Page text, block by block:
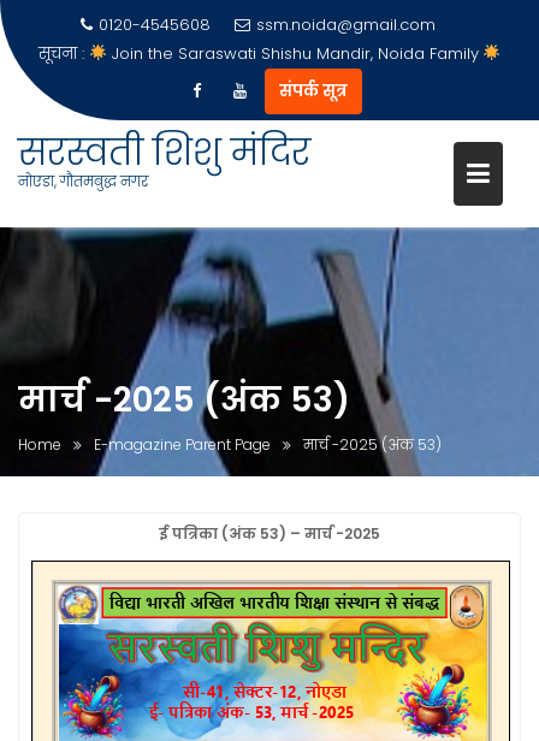
0120-4545608
ssm.noida@gmail.com
सूचना :
Join the Saraswati Shishu Mandir, Noida Family
संपर्क सूत्र
सरस्वती शिशु मंदिर
नोएडा, गौतमबुद्ध नगर
मार्च -2025 (अंक 53)
Home E-magazine Parent Page मार्च -2025 (अंक 53)
ई पत्रिका (अंक 53) – मार्च -2025